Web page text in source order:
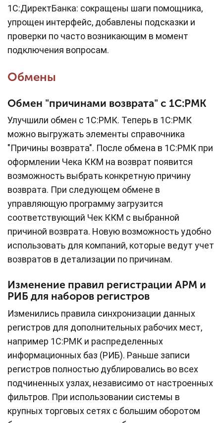
1С:ДиректБанка: сокращены шаги помощника,
упрощен интерфейс, добавлены подсказки и
проверки по часто возникающим в момент
подключения вопросам.
Обмены
Обмен "причинами возврата" с 1С:РМК
Улучшили обмен с 1С:РМК. Теперь в 1С:РМК
можно выгружать элементы справочника
"Причины возврата". После обмена в 1С:РМК при
оформлении Чека ККМ на возврат появится
возможность выбрать конкретную причину
возврата. При следующем обмене в
управляющую программу загрузится
соответствующий Чек ККМ с выбранной
причиной возврата. Новую возможность удобно
использовать для компаний, которые ведут учет
возвратов в детализации по причинам.
Изменение правил регистрации АРМ и
РИБ для наборов регистров
Изменились правила синхронизации данных
регистров для дополнительных рабочих мест,
например 1С:РМК и распределенных
информационных баз (РИБ). Раньше записи
регистров полностью дублировались во всех
подчиненных узлах, независимо от настроенных
фильтров. При использовании системы в
крупных торговых сетях с большим оборотом